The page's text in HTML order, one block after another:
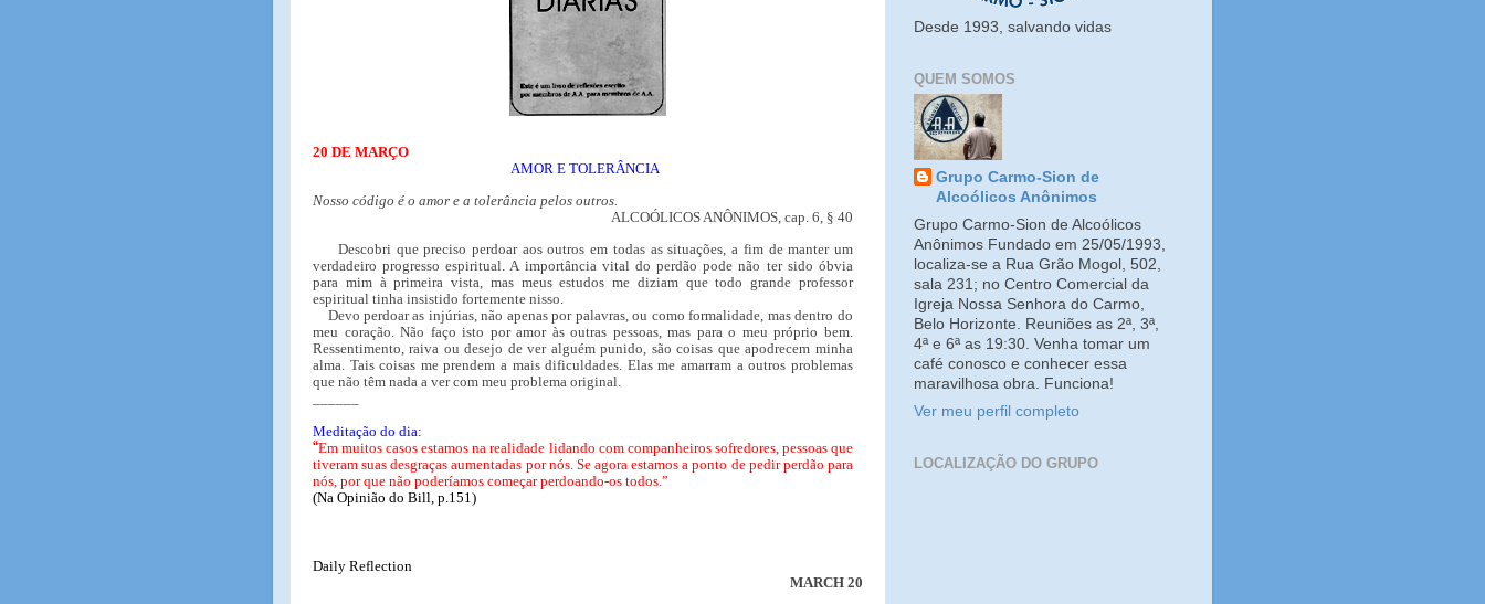
20 DE MARÇO
AMOR E TOLERÂNCIA
Nosso código é o amor e a tolerância pelos outros.
ALCOÓLICOS ANÔNIMOS, cap. 6, § 40
Descobri que preciso perdoar aos outros em todas as situações, a fim de manter um
verdadeiro progresso espiritual. A importância vital do perdão pode não ter sido óbvia
para mim à primeira vista, mas meus estudos me diziam que todo grande professor
espiritual tinha insistido fortemente nisso.
Devo perdoar as injúrias, não apenas por palavras, ou como formalidade, mas dentro do
meu coração. Não faço isto por amor às outras pessoas, mas para o meu próprio bem.
Ressentimento, raiva ou desejo de ver alguém punido, são coisas que apodrecem minha
alma. Tais coisas me prendem a mais dificuldades. Elas me amarram a outros problemas
que não têm nada a ver com meu problema original.
Meditação do dia:
“Em muitos casos estamos na realidade lidando com companheiros sofredores, pessoas que
tiveram suas desgraças aumentadas por nós. Se agora estamos a ponto de pedir perdão para
nós, por que não poderíamos começar perdoando-os todos.”
(Na Opinião do Bill, p.151)
Daily Reflection
MARCH 20
Desde 1993, salvando vidas
QUEM SOMOS
Grupo Carmo-Sion de
Alcoólicos Anônimos
Grupo Carmo-Sion de Alcoólicos
Anônimos Fundado em 25/05/1993,
localiza-se a Rua Grão Mogol, 502,
sala 231; no Centro Comercial da
Igreja Nossa Senhora do Carmo,
Belo Horizonte. Reuniões as 2ª, 3ª,
4ª e 6ª as 19:30. Venha tomar um
café conosco e conhecer essa
maravilhosa obra. Funciona!
Ver meu perfil completo
LOCALIZAÇÃO DO GRUPO